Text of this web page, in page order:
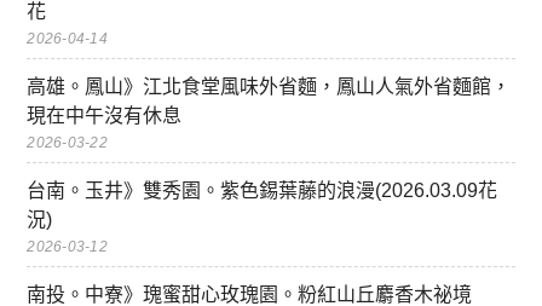
花
2026-04-14
高雄。鳳山》江北食堂風味外省麵，鳳山人氣外省麵館，
現在中午沒有休息
2026-03-22
台南。玉井》雙秀園。紫色錫葉藤的浪漫(2026.03.09花
況)
2026-03-12
南投。中寮》瑰蜜甜心玫瑰園。粉紅山丘麝香木祕境